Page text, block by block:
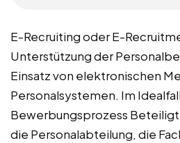
E-Recruiting oder E-
Unterstützung der
Einsatz von elektronischen
Personalsystemen. Im
Bewerbungsprozess
die Personalabteilung, die